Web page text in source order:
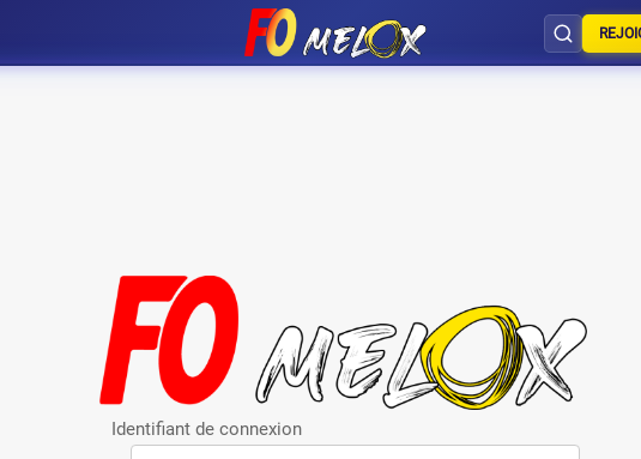
Identifiant de connexion